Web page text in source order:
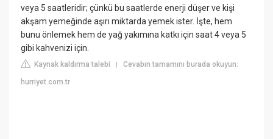
veya 5 saatleridir; çünkü bu saatlerde enerji düşer ve kişi
akşam yemeğinde aşırı miktarda yemek ister. İşte, hem
bunu önlemek hem de yağ yakımına katkı için saat 4 veya 5
gibi kahvenizi için.
Kaynak kaldırma talebi |Cevabın tamamını burada okuyun:
hurriyet.com.tr